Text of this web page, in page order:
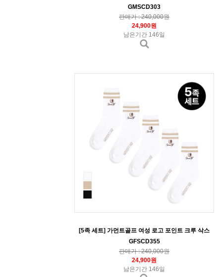
GMSCD303
판매가 : 240,000원
24,900원
남은기간 146일
[5족 세트] 가먼트골프 여성 로고 포인트 크루 삭스
GFSCD355
판매가 : 240,000원
24,900원
남은기간 146일